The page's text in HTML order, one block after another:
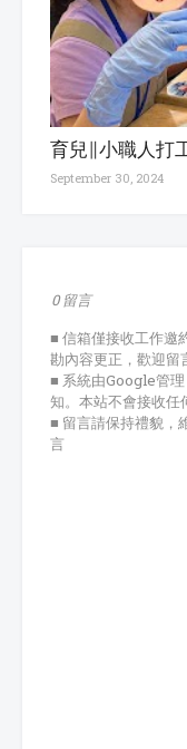
育兒∥小職人打
September 30, 2024
0 留言
■ 信箱僅接收工作邀
勘內容更正，歡迎留
■ 系統由Google管
知。本站不會接收任
■ 留言請保持禮貌，
言